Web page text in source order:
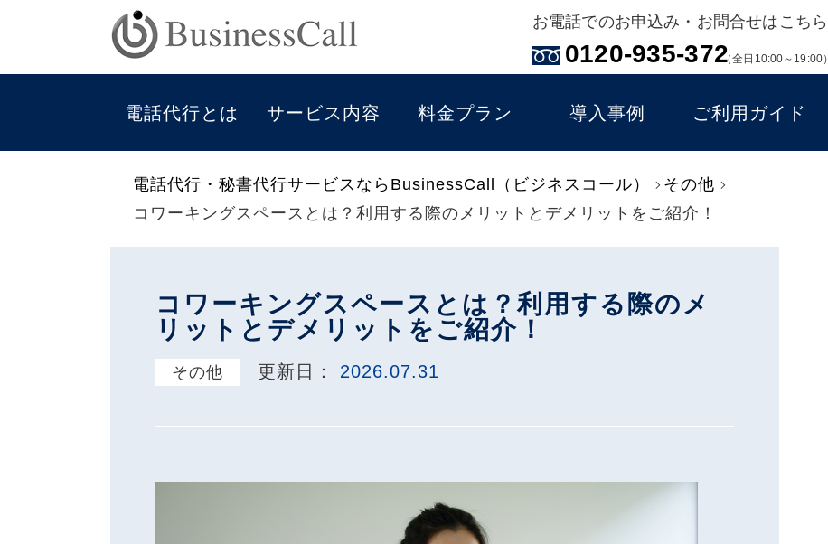
お電話でのお申込み・お問合せはこちら
0120-935-372（全日10:00～19:00）
電話代行とは サービス内容 料金プラン 導入事例 ご利用ガイド
電話代行・秘書代行サービスならBusinessCall（ビジネスコール）
その他
コワーキングスペースとは？利用する際のメリットとデメリットをご紹介！
コワーキングスペースとは？利用する際のメ
リットとデメリットをご紹介！
その他 更新日： 2026.07.31